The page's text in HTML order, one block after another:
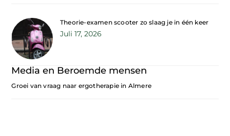
Theorie-examen scooter zo slaag je in één keer
Juli 17, 2026
Media en Beroemde mensen
Groei van vraag naar ergotherapie in Almere